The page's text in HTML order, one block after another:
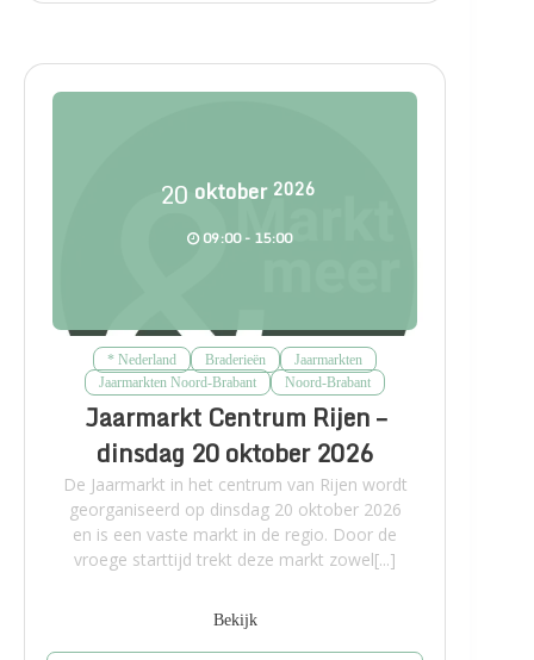
20 oktober 2026
09:00 - 15:00
* Nederland Braderieën
Jaarmarkten
Jaarmarkten Noord-Brabant
Noord-Brabant
Jaarmarkt Centrum Rijen –
dinsdag 20 oktober 2026
De Jaarmarkt in het centrum van Rijen wordt
georganiseerd op dinsdag 20 oktober 2026
en is een vaste markt in de regio. Door de
vroege starttijd trekt deze markt zowel[...]
Bekijk